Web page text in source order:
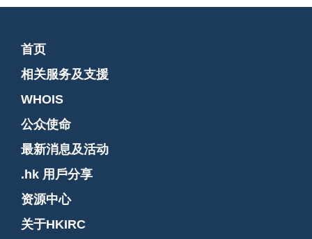
首页
相关服务及支援
WHOIS
公众使命
最新消息及活动
.hk 用戶分享
资源中心
关于HKIRC